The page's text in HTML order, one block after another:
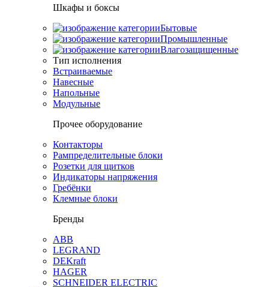
Шкафы и боксы
Бытовые
Промышленные
Влагозащищенные
Тип исполнения
Встраиваемые
Навесные
Напольные
Модульные
Прочее оборудование
Контакторы
Рампределительные блоки
Розетки для щитков
Индикаторы напряжения
Гребёнки
Клемные блоки
Бренды
ABB
LEGRAND
DEKraft
HAGER
SCHNEIDER ELECTRIC